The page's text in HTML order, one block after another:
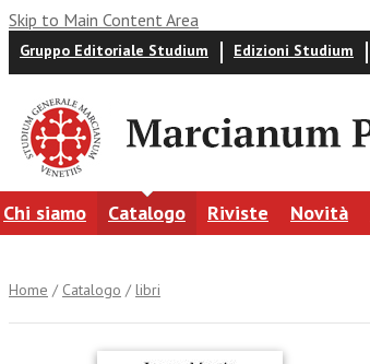
Skip to Main Content Area
Gruppo Editoriale Studium Edizioni Studium
Chi siamo Catalogo Riviste Novità
Home / Catalogo / libri